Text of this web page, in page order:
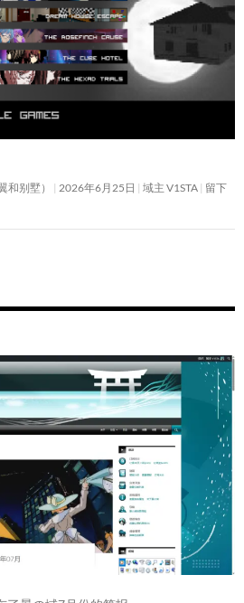
和别墅） 2026年6月25日 域主 V1STA 留下